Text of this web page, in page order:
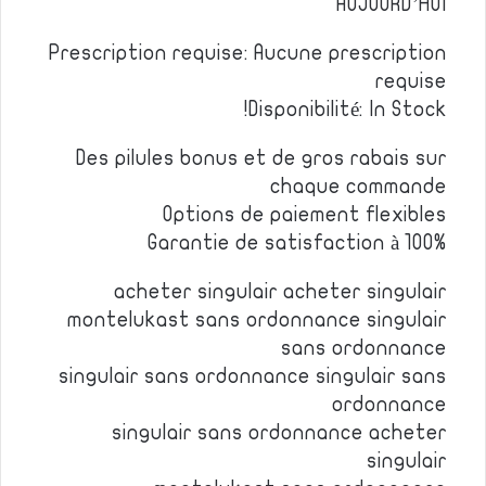
AUJOURD’HUI
Prescription requise: Aucune prescription
requise
Disponibilité: In Stock!
Des pilules bonus et de gros rabais sur
chaque commande
Options de paiement flexibles
Garantie de satisfaction à 100%
acheter singulair acheter singulair
montelukast sans ordonnance singulair
sans ordonnance
singulair sans ordonnance singulair sans
ordonnance
singulair sans ordonnance acheter
singulair